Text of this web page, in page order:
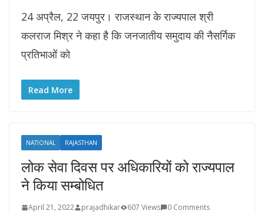
24 अप्रैल, 22 जयपुर। राजस्थान के राज्यपाल श्री
कलराज मिश्र ने कहा है कि जनजातीय समुदाय की नैसर्गिक
प्रतिभाओं को
Read More
NATIONAL RAJASTHAN
लोक सेवा दिवस पर अधिकारियों को राज्यपाल
ने किया सम्बोधित
April 21, 2022 prajadhikar 607 Views
0 Comments